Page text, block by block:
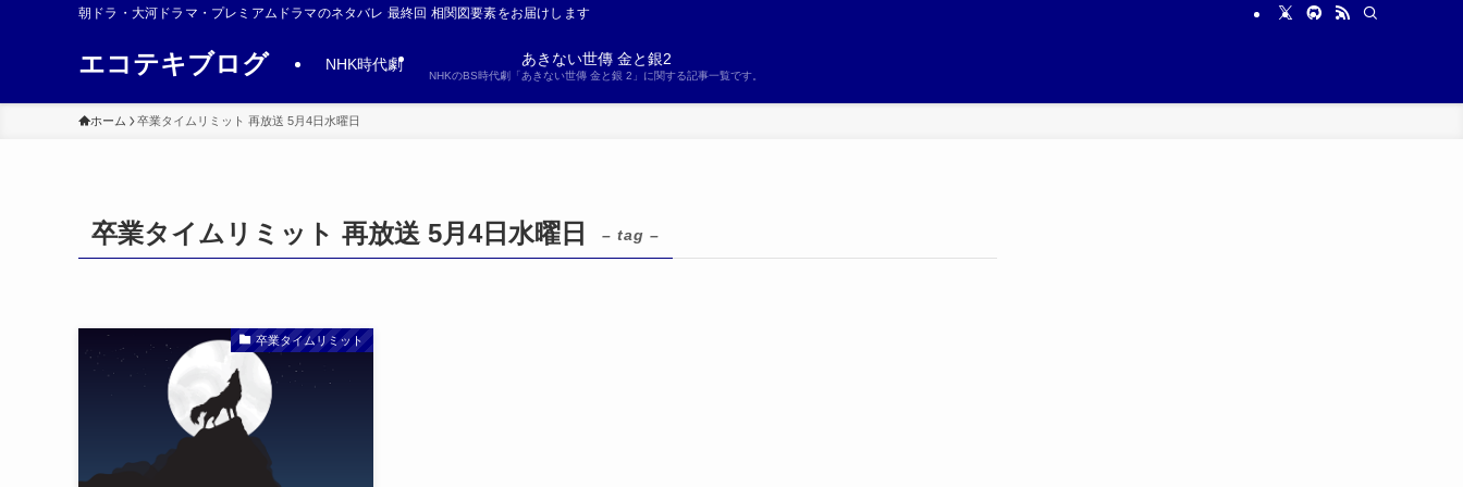
朝ドラ・大河ドラマ・プレミアムドラマのネタバレ 最終回 相関図要素をお届けします
エコテキブログ NHK時代劇 あきない世傳 金と銀2
NHKのBS時代劇「あきない世傳 金と銀 2」に関する記事一覧です。
ホーム 卒業タイムリミット 再放送 5月4日水曜日
卒業タイムリミット 再放送 5月4日水曜日 – tag –
卒業タイムリミット